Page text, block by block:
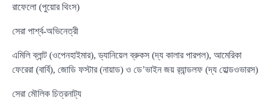
রাফেলো (পুয়োর থিংস)
সেরা পার্শ্ব-অভিনেত্রী
এমিলি ব্লান্ট (ওপেনহাইমার), ড্যানিয়েল ব্রুকস (দ্য কালার পারপল), আমেরিকা
ফেরেরা (বার্বি), জোডি ফস্টার (নায়াড) ও ডে’ভাইন জয় র‍্যান্ডলফ (দ্য হোল্ডওভারস)
সেরা মৌলিক চিত্রনাট্য